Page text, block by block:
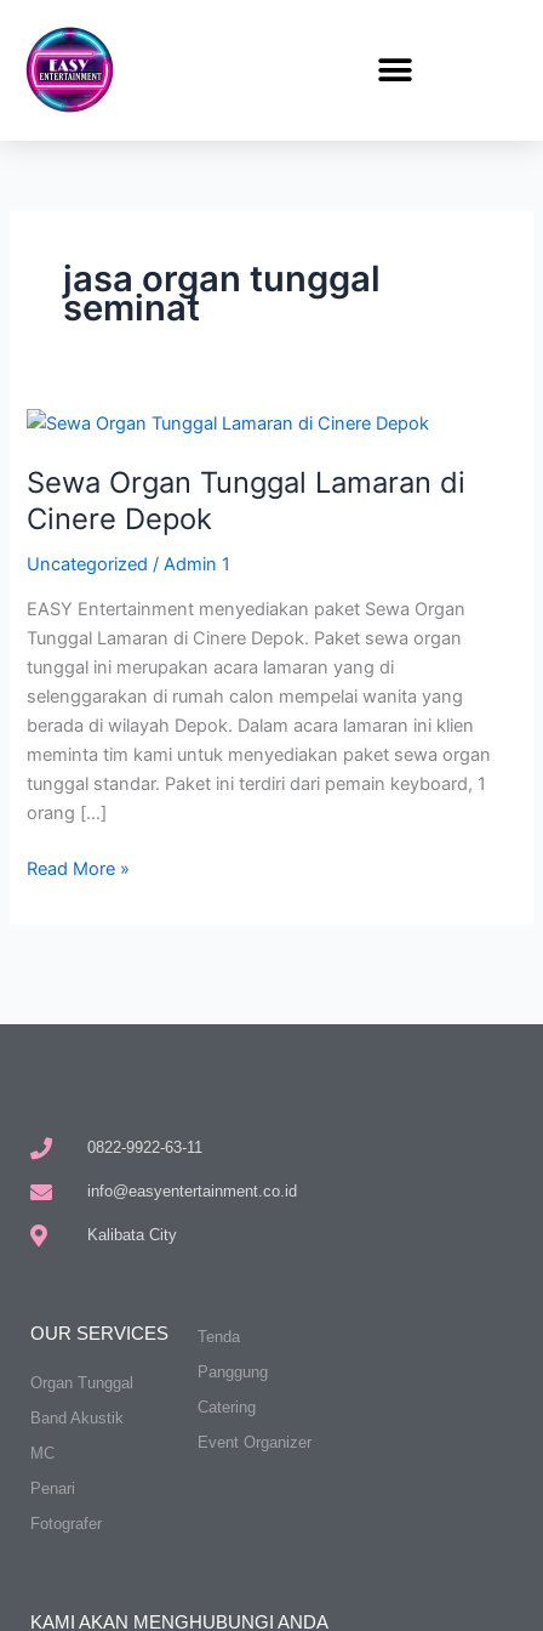
konten
jasa organ tunggal
seminat
Sewa Organ Tunggal Lamaran di
Cinere Depok
Uncategorized /Admin 1
EASY Entertainment menyediakan paket Sewa Organ
Tunggal Lamaran di Cinere Depok. Paket sewa organ
tunggal ini merupakan acara lamaran yang di
selenggarakan di rumah calon mempelai wanita yang
berada di wilayah Depok. Dalam acara lamaran ini klien
meminta tim kami untuk menyediakan paket sewa organ
tunggal standar. Paket ini terdiri dari pemain keyboard, 1
orang […]
Sewa
Tunggal
Lamaran
di
Cinere
Read More »
0822-9922-63-11
info@easyentertainment.co.id
Kalibata City
OUR SERVICES
Organ Tunggal
Band Akustik
MC
Penari
Fotografer
Tenda
Panggung
Catering
Event Organizer
KAMI AKAN MENGHUBUNGI ANDA